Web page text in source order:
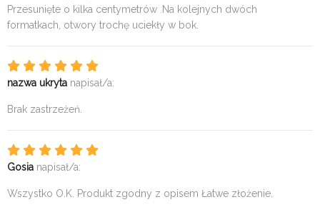
Przesunięte o kilka centymetrów .Na kolejnych dwóch
formatkach, otwory trochę uciekły w bok.
nazwa ukryta napisał/a:
Brak zastrzeżeń.
Gosia napisał/a:
Wszystko O.K. Produkt zgodny z opisem Łatwe złożenie.